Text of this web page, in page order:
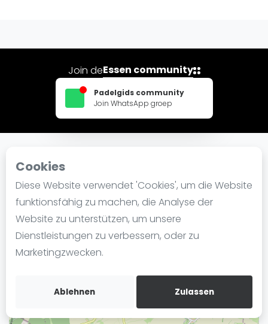
Cookies
Diese Website verwendet 'Cookies', um die Website
funktionsfähig zu machen, die Analyse der
Website zu unterstützen, um unsere
Dienstleistungen zu verbessern, oder zu
Marketingzwecken.
Ablehnen Zulassen
Ranking
Blog
Die Geschichte von Padel
Regeln und Punktzählung
Padel Schläge
Video
Join deEssen community
Padelgids community
Join WhatsApp groep
In der Nähe ETUF e.V.
−